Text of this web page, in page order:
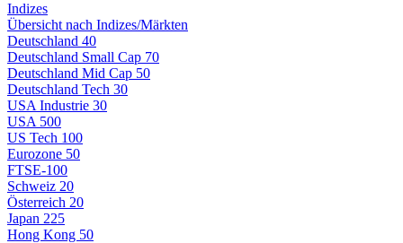
Indizes
Übersicht nach Indizes/Märkten
Deutschland 40
Deutschland Small Cap 70
Deutschland Mid Cap 50
Deutschland Tech 30
USA Industrie 30
USA 500
US Tech 100
Eurozone 50
FTSE-100
Schweiz 20
Österreich 20
Japan 225
Hong Kong 50